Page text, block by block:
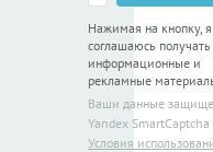
Нажимая на кнопку, я
соглашаюсь получать
информационные и
рекламные
Ваши данные
Yandex SmartCaptcha
Условия